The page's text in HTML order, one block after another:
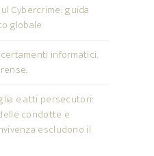
Cybercrime: guida
globale
informatici.
e atti persecutori:
condotte e
escludono il